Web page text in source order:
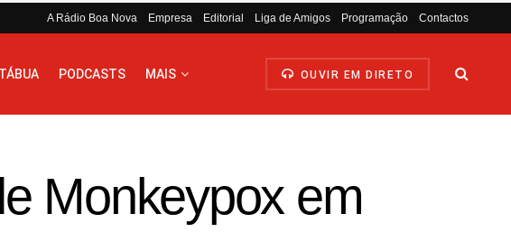
A Rádio Boa Nova Empresa Editorial Liga de Amigos Programação Contactos
TÁBUA PODCASTS MAIS OUVIR EM DIRETO
Monkeypox em